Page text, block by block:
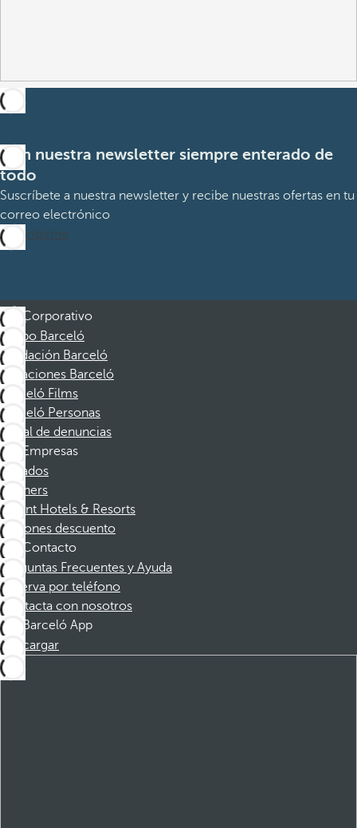
Con nuestra newsletter siempre enterado de
todo
Suscríbete a nuestra newsletter y recibe nuestras ofertas en tu
correo electrónico
Suscribirme
Corporativo
Grupo Barceló
Fundación Barceló
Vacaciones Barceló
Barceló Films
Barceló Personas
Canal de denuncias
Empresas
Afiliados
Partners
Dorint Hotels & Resorts
Cupones descuento
Contacto
Preguntas Frecuentes y Ayuda
Reserva por teléfono
Contacta con nosotros
Barceló App
Descargar